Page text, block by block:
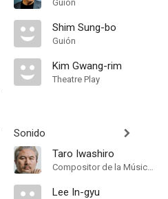
Guión
Shim Sung-bo
Guión
Kim Gwang-rim
Theatre Play
Sonido
Taro Iwashiro
Compositor de la Música Original, Orquestador, Conductor
Lee In-gyu